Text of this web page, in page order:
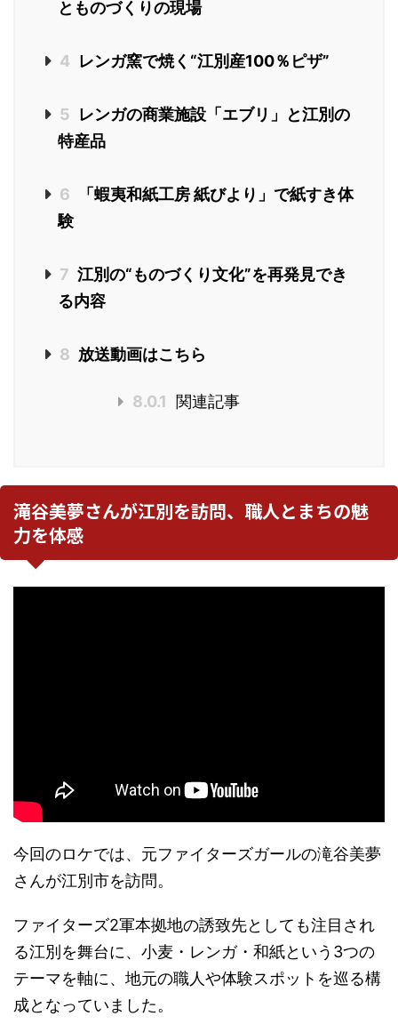
とものづくりの現場
4 レンガ窯で焼く“江別産100％ピザ”
5 レンガの商業施設「エブリ」と江別の
特産品
6
「蝦夷和紙工房 紙びより」で紙すき体
験
7 江別の“ものづくり文化”を再発見でき
る内容
8 放送動画はこちら
8.0.1 関連記事
滝谷美夢さんが江別を訪問、職人とまちの魅
力を体感
今回のロケでは、元ファイターズガールの滝谷美夢
さんが江別市を訪問。
ファイターズ2軍本拠地の誘致先としても注目され
る江別を舞台に、小麦・レンガ・和紙という3つの
テーマを軸に、地元の職人や体験スポットを巡る構
成となっていました。